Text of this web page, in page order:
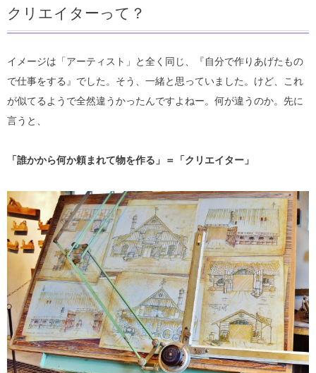
クリエイターって？
イメージは「アーティスト」と全く同じ、『自分で作りあげたもの
で仕事をする』でした。そう、一緒と思っていました。けど、これ
が似てるようで全然違うかったんですよねー。何が違うのか。先に
言うと、
「誰かから何か頼まれて物を作る」＝「クリエイター」